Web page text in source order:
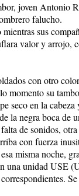
joven Antonio
falucho.
sus
valor y arrojo,
con otro
momento su
seco en la
la negra boca de
de sonidos,
con fuerza
misma noche,
una unidad USE